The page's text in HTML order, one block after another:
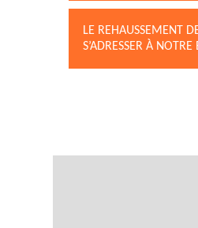
LE REHAUSSEMENT
S’ADRESSER À NOTRE